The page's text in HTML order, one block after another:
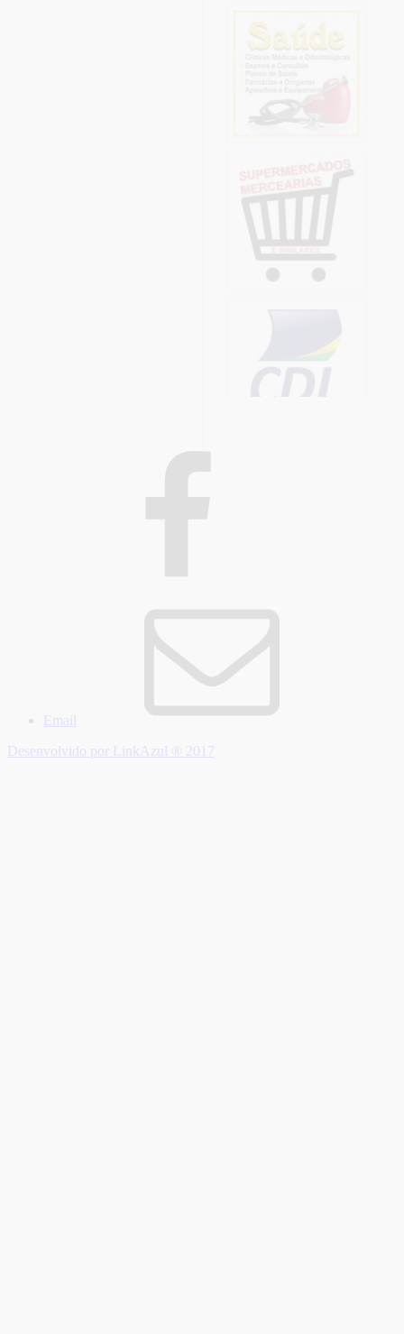
Email
Desenvolvido por LinkAzul ® 2017